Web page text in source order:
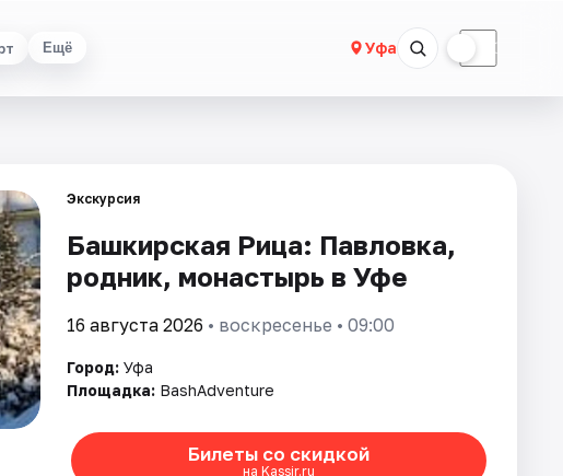
Ещё Уфа ☾
Экскурсия
Башкирская Рица: Павловка,
родник, монастырь в Уфе
16 августа 2026 • воскресенье • 09:00
Город: Уфа
Площадка: BashAdventure
Билеты со скидкой
на Kassir.ru